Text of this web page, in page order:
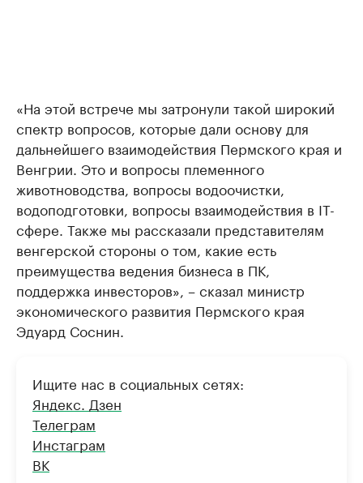
«На этой встрече мы затронули такой широкий
спектр вопросов, которые дали основу для
дальнейшего взаимодействия Пермского края и
Венгрии. Это и вопросы племенного
животноводства, вопросы водоочистки,
водоподготовки, вопросы взаимодействия в IT-
сфере. Также мы рассказали представителям
венгерской стороны о том, какие есть
преимущества ведения бизнеса в ПК,
поддержка инвесторов», – сказал министр
экономического развития Пермского края
Эдуард Соснин.
Ищите нас в социальных сетях:
Яндекс. Дзен
Телеграм
Инстаграм
ВК